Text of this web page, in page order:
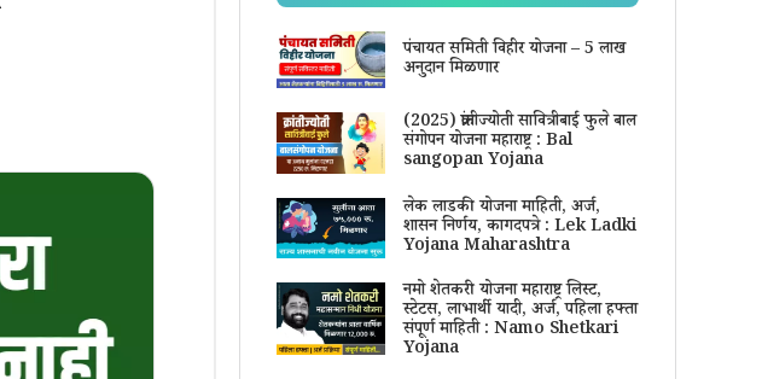
पंचायत समिती विहीर योजना – 5 लाख
अनुदान मिळणार
(2025) क्रांतीज्योती सावित्रीबाई फुले बाल
संगोपन योजना महाराष्ट्र : Bal
sangopan Yojana
लेक लाडकी योजना माहिती, अर्ज,
शासन निर्णय, कागदपत्रे : Lek Ladki
Yojana Maharashtra
नमो शेतकरी योजना महाराष्ट्र लिस्ट,
स्टेटस, लाभार्थी यादी, अर्ज, पहिला हफ्ता
संपूर्ण माहिती : Namo Shetkari
Yojana